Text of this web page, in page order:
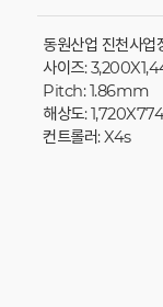
동원산업 진천사업
사이즈:
Pitch: 1.86mm
해상도:
컨트롤러: X4s